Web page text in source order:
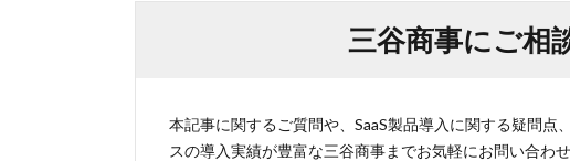
三谷商事にご相
本記事に関するご質問や、SaaS製品導入に関する疑問
スの導入実績が豊富な三谷商事までお気軽にお問い合わせ